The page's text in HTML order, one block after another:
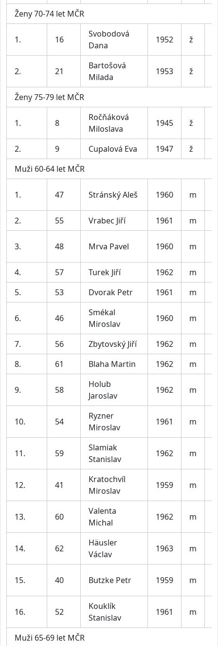
Ženy 70-74 let MČR
1. 16
Svobodová
Dana
1952 ž
2. 21
Bartošová
Milada
1953 ž
Ženy 75-79 let MČR
1. 8
Ročňáková
Miloslava
1945 ž
2. 9 Cupalová Eva 1947 ž
Muži 60-64 let MČR
1. 47 Stránský Aleš 1960 m
2.
55 Vrabec Jiří 1961 m
3. 48 Mrva Pavel 1960 m
4.
57 Turek Jiří 1962 m
5.
53 Dvorak Petr 1961 m
6. 46
Smékal
Miroslav
1960 m
7.
56 Zbytovský Jiří 1962 m
8.
61 Blaha Martin 1962 m
9. 58
Holub
Jaroslav
1962 m
10. 54
Ryzner
Miroslav
1961 m
11. 59
Slamiak
Stanislav
1962 m
12. 41
Kratochvíl
Miroslav
1959 m
13. 60
Valenta
Michal
1962 m
14. 62
Häusler
Václav
1963 m
15. 40 Butzke Petr 1959 m
16. 52
Kouklík
Stanislav
1961 m
Muži 65-69 let MČR